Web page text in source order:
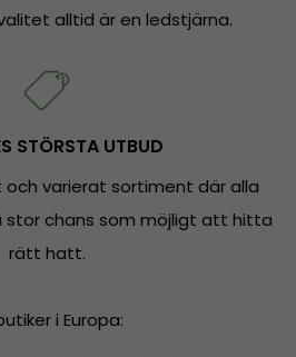
alltid är en ledstjärna.
STÖRSTA UTBUD
varierat sortiment där alla
stor chans som möjligt att hitta
rätt hatt.
i Europa: